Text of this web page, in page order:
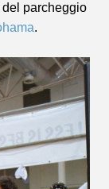
parcheggio
.